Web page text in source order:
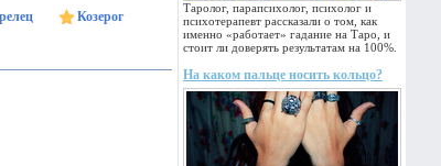
Таролог, парапсихолог, психолог и
психотерапевт рассказали о том, как
именно «работает» гадание на Таро, и
стоит ли доверять результатам на 100%.
На каком пальце носить кольцо?
Козерог